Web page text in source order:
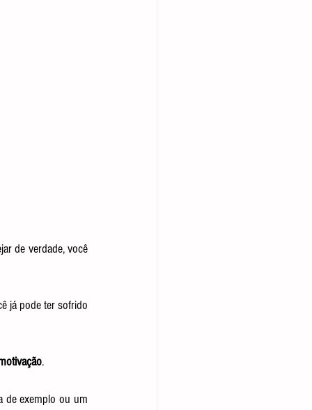
de verdade, você
já pode ter sofrido
.
de exemplo ou um